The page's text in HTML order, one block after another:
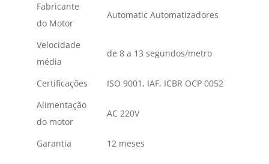
Fabricante
do Motor
Automatic Automatizadores
Velocidade
média
de 8 a 13 segundos/metro
Certificações
ISO 9001, IAF, ICBR OCP 0052
Alimentação
do motor
AC 220V
Garantia 12 meses